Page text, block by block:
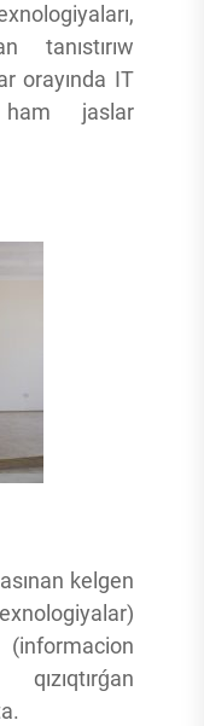
tanıstırıw
orayında IT
ham jaslar
kelgen